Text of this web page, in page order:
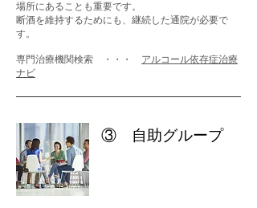
場所にあることも重要です。
断酒を維持するためにも、継続した通院が必要で
す。​
​専門治療機関検索 ・・・ アルコール依存症治療
ナビ
③ 自助グループ